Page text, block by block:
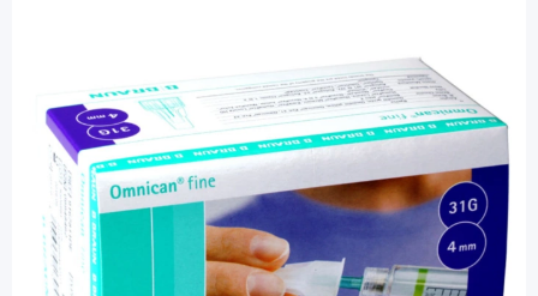
Pennadeln / 100 Stück
PZN: 09948462 / Diashop.de Kat.-Nr.111521
sofort verfügbar
Lieferzeit 1-3 Werktage
Besonderheiten
hochfeiner Drei-Facetten-Schliff